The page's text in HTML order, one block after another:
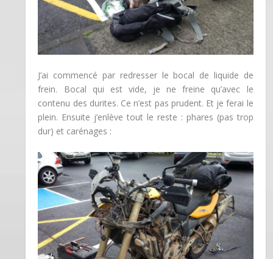
J’ai commencé par redresser le bocal de liquide de
frein. Bocal qui est vide, je ne freine qu’avec le
contenu des durites. Ce n’est pas prudent. Et je ferai le
plein. Ensuite j’enlève tout le reste : phares (pas trop
dur) et carénages :